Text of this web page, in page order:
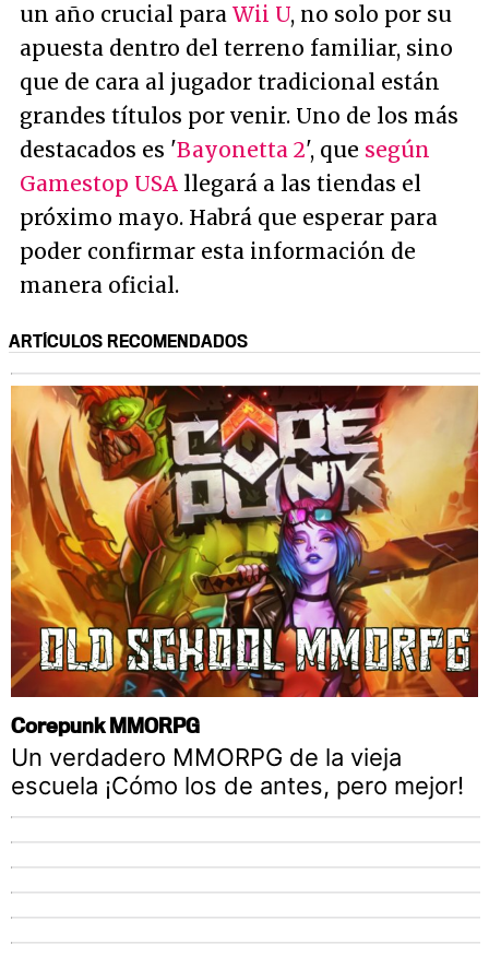
un año crucial para Wii U, no solo por su
apuesta dentro del terreno familiar, sino
que de cara al jugador tradicional están
grandes títulos por venir. Uno de los más
destacados es 'Bayonetta 2', que según
Gamestop USA llegará a las tiendas el
próximo mayo. Habrá que esperar para
poder confirmar esta información de
manera oficial.
ARTÍCULOS RECOMENDADOS
Corepunk MMORPG
Un verdadero MMORPG de la vieja
escuela ¡Cómo los de antes, pero mejor!